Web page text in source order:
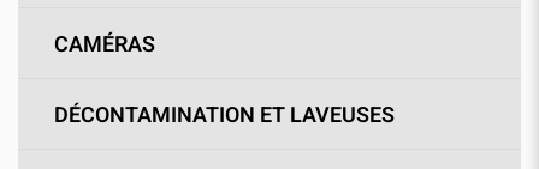
CAMÉRAS
DÉCONTAMINATION ET LAVEUSES